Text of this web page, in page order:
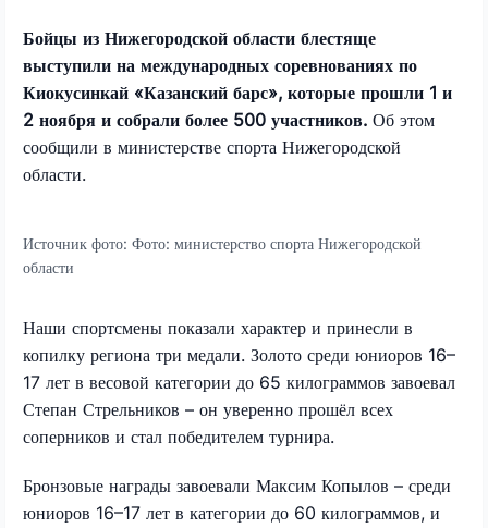
Бойцы из Нижегородской области блестяще
выступили на международных соревнованиях по
Киокусинкай «Казанский барс», которые прошли 1 и
2 ноября и собрали более 500 участников. Об этом
сообщили в министерстве спорта Нижегородской
области.
Источник фото: Фото: министерство спорта Нижегородской
области
Наши спортсмены показали характер и принесли в
копилку региона три медали. Золото среди юниоров 16–
17 лет в весовой категории до 65 килограммов завоевал
Степан Стрельников – он уверенно прошёл всех
соперников и стал победителем турнира.
Бронзовые награды завоевали Максим Копылов – среди
юниоров 16–17 лет в категории до 60 килограммов, и